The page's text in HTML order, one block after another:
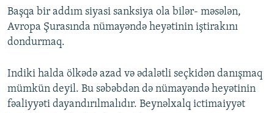
Başqa bir addım siyasi sanksiya ola bilər- məsələn,
Avropa Şurasında nümayəndə heyətinin iştirakını
dondurmaq.
Indiki halda ölkədə azad və ədalətli seçkidən danışmaq
mümkün deyil. Bu səbəbdən də nümayəndə heyətinin
fəaliyyəti dayandırılmalıdır. Beynəlxalq ictimaiyyət